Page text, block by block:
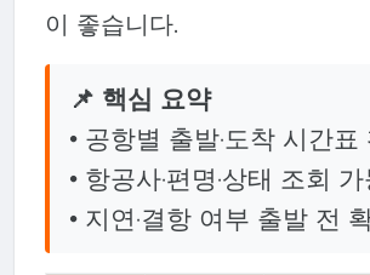
이 좋습니다.
📌 핵심 요약
• 공항별 출발·도착 시간표
• 항공사·편명·상태 조회
• 지연·결항 여부 출발 전